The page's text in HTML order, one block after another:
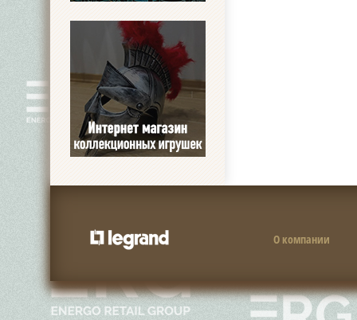
О компании